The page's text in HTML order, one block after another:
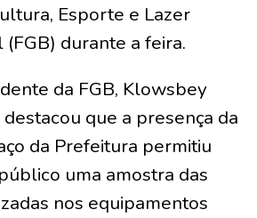
Esporte e Lazer
durante a feira.
da FGB, Klowsbey
que a presença da
da Prefeitura permitiu
uma amostra das
nos equipamentos